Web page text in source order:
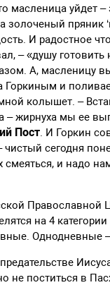
масленица уйдет
золоченый пряник
И радостное
– «душу
А, масленицу
Горкиным и
колышет. –
– жирнуха мы ее
Пост. И Горкин
сегодня
смеяться, и надо
Православной
на 4
Однодневные
не поститься в